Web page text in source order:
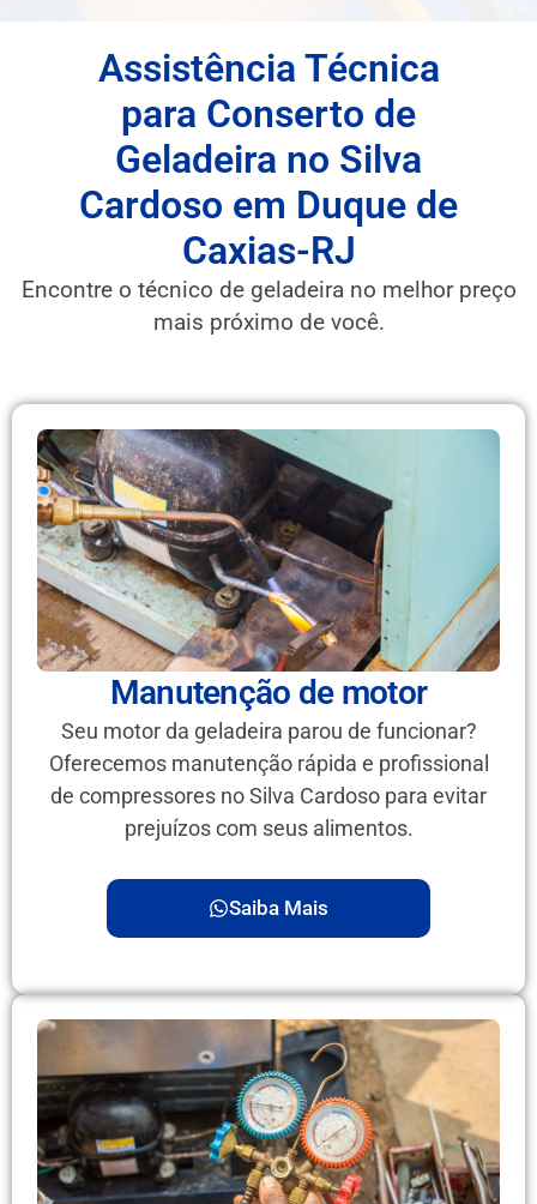
Assistência Técnica
para Conserto de
Geladeira no Silva
Cardoso em Duque de
Caxias-RJ
Encontre o técnico de geladeira no melhor preço
mais próximo de você.
Manutenção de motor
Seu motor da geladeira parou de funcionar?
Oferecemos manutenção rápida e profissional
de compressores no Silva Cardoso para evitar
prejuízos com seus alimentos.
Saiba Mais